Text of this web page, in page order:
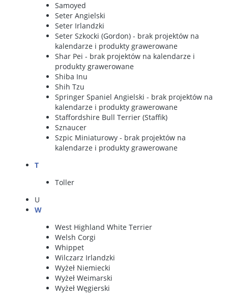
Samoyed
Seter Angielski
Seter Irlandzki
Seter Szkocki (Gordon) - brak projektów na
kalendarze i produkty grawerowane
Shar Pei - brak projektów na kalendarze i
produkty grawerowane
Shiba Inu
Shih Tzu
Springer Spaniel Angielski - brak projektów na
kalendarze i produkty grawerowane
Staffordshire Bull Terrier (Staffik)
Sznaucer
Szpic Miniaturowy - brak projektów na
kalendarze i produkty grawerowane
T
Toller
U
W
West Highland White Terrier
Welsh Corgi
Whippet
Wilczarz Irlandzki
Wyżeł Niemiecki
Wyżeł Weimarski
Wyżeł Węgierski